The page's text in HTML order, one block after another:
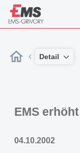
Detail
EMS
04.10.2002